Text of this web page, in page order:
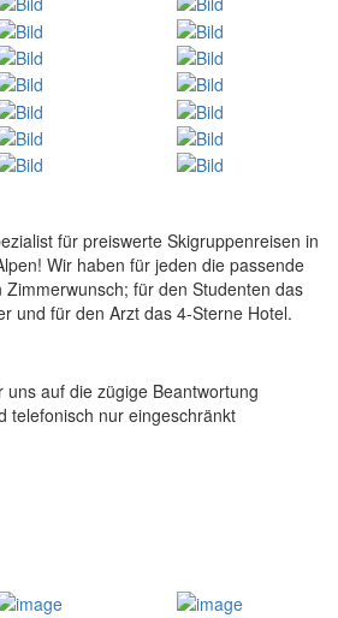
für preiswerte Skigruppenreisen in
Wir haben für jeden die passende
für den Studenten das
und für den Arzt das 4-Sterne Hotel.
auf die zügige Beantwortung
telefonisch nur eingeschränkt